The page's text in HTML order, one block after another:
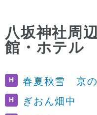
八坂神社周
館・ホテル
H 春夏秋雪 京
H ぎおん畑中